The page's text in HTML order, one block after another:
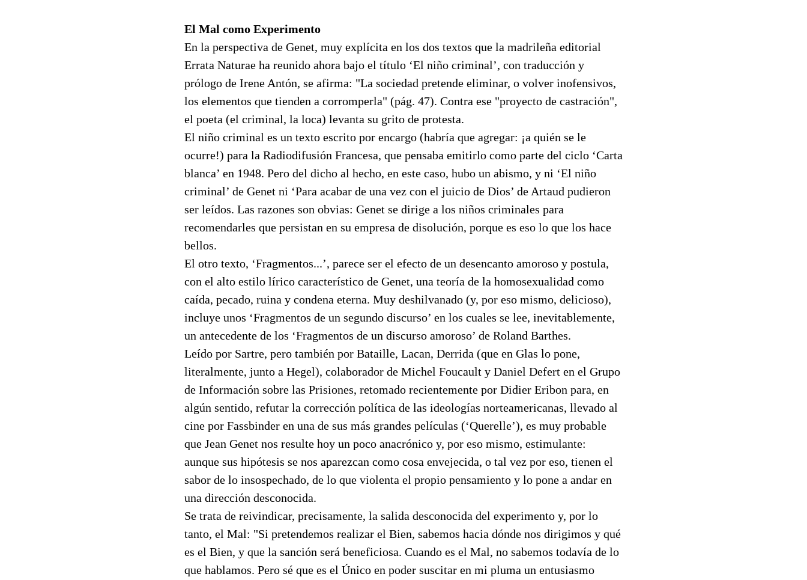
El Mal como Experimento
En la perspectiva de Genet, muy explícita en los dos textos que la madrileña editorial
Errata Naturae ha reunido ahora bajo el título ‘El niño criminal’, con traducción y
prólogo de Irene Antón, se afirma: "La sociedad pretende eliminar, o volver inofensivos,
los elementos que tienden a corromperla" (pág. 47). Contra ese "proyecto de castración",
el poeta (el criminal, la loca) levanta su grito de protesta.
El niño criminal es un texto escrito por encargo (habría que agregar: ¡a quién se le
ocurre!) para la Radiodifusión Francesa, que pensaba emitirlo como parte del ciclo ‘Carta
blanca’ en 1948. Pero del dicho al hecho, en este caso, hubo un abismo, y ni ‘El niño
criminal’ de Genet ni ‘Para acabar de una vez con el juicio de Dios’ de Artaud pudieron
ser leídos. Las razones son obvias: Genet se dirige a los niños criminales para
recomendarles que persistan en su empresa de disolución, porque es eso lo que los hace
bellos.
El otro texto, ‘Fragmentos...’, parece ser el efecto de un desencanto amoroso y postula,
con el alto estilo lírico característico de Genet, una teoría de la homosexualidad como
caída, pecado, ruina y condena eterna. Muy deshilvanado (y, por eso mismo, delicioso),
incluye unos ‘Fragmentos de un segundo discurso’ en los cuales se lee, inevitablemente,
un antecedente de los ‘Fragmentos de un discurso amoroso’ de Roland Barthes.
Leído por Sartre, pero también por Bataille, Lacan, Derrida (que en Glas lo pone,
literalmente, junto a Hegel), colaborador de Michel Foucault y Daniel Defert en el Grupo
de Información sobre las Prisiones, retomado recientemente por Didier Eribon para, en
algún sentido, refutar la corrección política de las ideologías norteamericanas, llevado al
cine por Fassbinder en una de sus más grandes películas (‘Querelle’), es muy probable
que Jean Genet nos resulte hoy un poco anacrónico y, por eso mismo, estimulante:
aunque sus hipótesis se nos aparezcan como cosa envejecida, o tal vez por eso, tienen el
sabor de lo insospechado, de lo que violenta el propio pensamiento y lo pone a andar en
una dirección desconocida.
Se trata de reivindicar, precisamente, la salida desconocida del experimento y, por lo
tanto, el Mal: "Si pretendemos realizar el Bien, sabemos hacia dónde nos dirigimos y qué
es el Bien, y que la sanción será beneficiosa. Cuando es el Mal, no sabemos todavía de lo
que hablamos. Pero sé que es el Único en poder suscitar en mi pluma un entusiasmo